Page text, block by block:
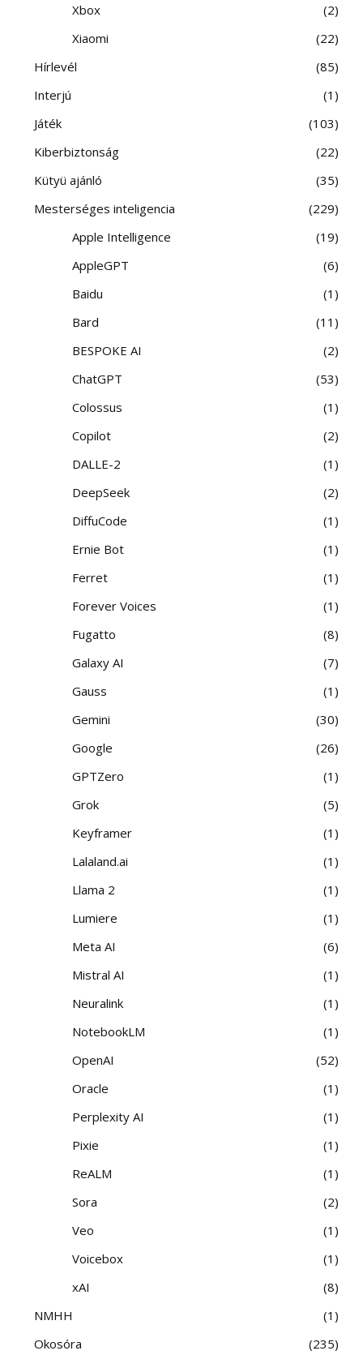
Xbox
2
Xiaomi
22
Hírlevél
85
Interjú
1
Játék
103
Kiberbiztonság
22
Kütyü ajánló
35
Mesterséges inteligencia
229
Apple Intelligence
19
AppleGPT
6
Baidu
1
Bard
11
BESPOKE AI
2
ChatGPT
53
Colossus
1
Copilot
2
DALLE-2
1
DeepSeek
2
DiffuCode
1
Ernie Bot
1
Ferret
1
Forever Voices
1
Fugatto
8
Galaxy AI
7
Gauss
1
Gemini
30
Google
26
GPTZero
1
Grok
5
Keyframer
1
Lalaland.ai
1
Llama 2
1
Lumiere
1
Meta AI
6
Mistral AI
1
Neuralink
1
NotebookLM
1
OpenAI
52
Oracle
1
Perplexity AI
1
Pixie
1
ReALM
1
Sora
2
Veo
1
Voicebox
1
xAI
8
NMHH
1
Okosóra
235